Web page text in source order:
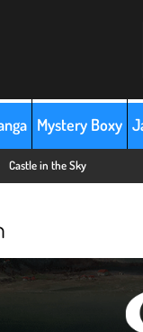
Mystery Boxy
Castle in the Sky